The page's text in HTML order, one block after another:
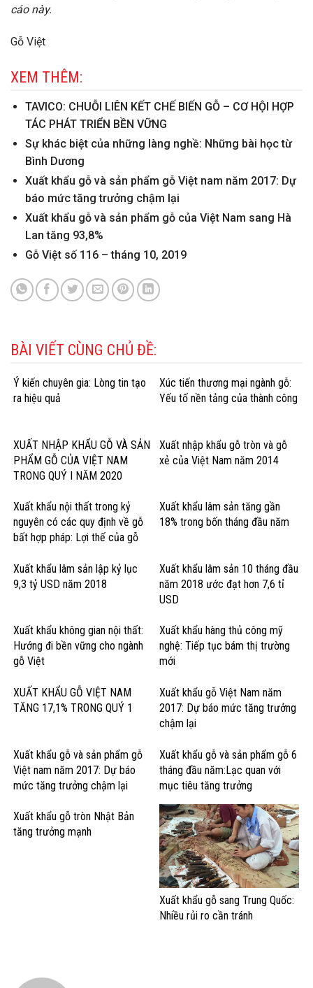
cáo này.
Gỗ Việt
XEM THÊM:
TAVICO: CHUỖI LIÊN KẾT CHẾ BIẾN GỖ – CƠ HỘI HỢP
TÁC PHÁT TRIỂN BỀN VỮNG
Sự khác biệt của những làng nghề: Những bài học từ
Bình Dương
Xuất khẩu gỗ và sản phẩm gỗ Việt nam năm 2017: Dự
báo mức tăng trưởng chậm lại
Xuất khẩu gỗ và sản phẩm gỗ của Việt Nam sang Hà
Lan tăng 93,8%
Gỗ Việt số 116 – tháng 10, 2019
BÀI VIẾT CÙNG CHỦ ĐỀ:
Ý kiến chuyên gia: Lòng tin tạo
ra hiệu quả
Xúc tiến thương mại ngành gỗ:
Yếu tố nền tảng của thành công
XUẤT NHẬP KHẨU GỖ VÀ SẢN
PHẨM GỖ CỦA VIỆT NAM
TRONG QUÝ I NĂM 2020
Xuất nhập khẩu gỗ tròn và gỗ
xẻ của Việt Nam năm 2014
Xuất khẩu nội thất trong kỷ
nguyên có các quy định về gỗ
bất hợp pháp: Lợi thế của gỗ
Xuất khẩu lâm sản tăng gần
18% trong bốn tháng đầu năm
Xuất khẩu lâm sản lập kỷ lục
9,3 tỷ USD năm 2018
Xuất khẩu lâm sản 10 tháng đầu
năm 2018 ước đạt hơn 7,6 tỉ
USD
Xuất khẩu không gian nội thất:
Hướng đi bền vững cho ngành
gỗ Việt
Xuất khẩu hàng thủ công mỹ
nghệ: Tiếp tục bám thị trường
mới
XUẤT KHẨU GỖ VIỆT NAM
TĂNG 17,1% TRONG QUÝ 1
Xuất khẩu gỗ Việt Nam năm
2017: Dự báo mức tăng trưởng
chậm lại
Xuất khẩu gỗ và sản phẩm gỗ
Việt nam năm 2017: Dự báo
mức tăng trưởng chậm lại
Xuất khẩu gỗ và sản phẩm gỗ 6
tháng đầu năm:Lạc quan với
mục tiêu tăng trưởng
Xuất khẩu gỗ tròn Nhật Bản
tăng trưởng mạnh
Xuất khẩu gỗ sang Trung Quốc:
Nhiều rủi ro cần tránh